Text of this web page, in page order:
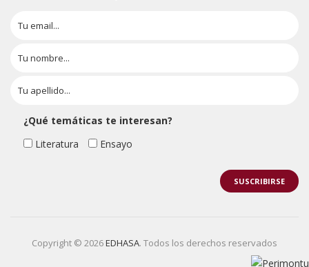
¿Qué temáticas te interesan?
Literatura
Ensayo
Copyright © 2026EDHASA. Todos los derechos reservados